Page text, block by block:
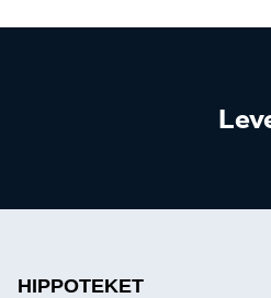
HIPPOTEKET